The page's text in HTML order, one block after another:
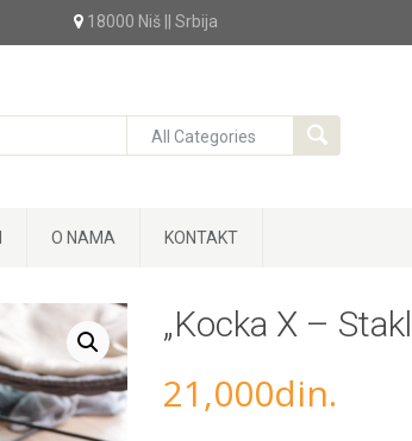
18000 Niš || Srbija
O NAMA KONTAKT
„Kocka X –
21,000din.